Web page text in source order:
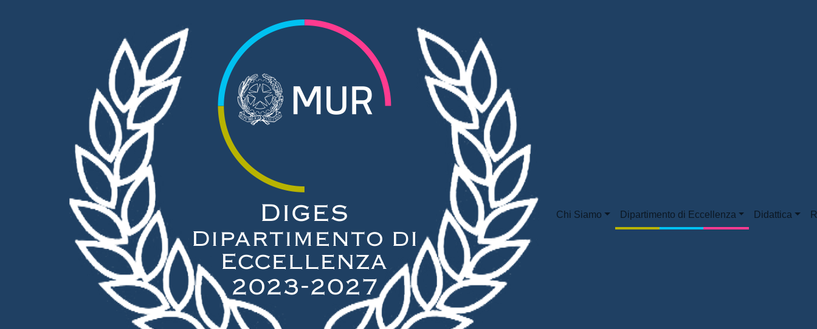
Chi Siamo Dipartimento di Eccellenza Didattica